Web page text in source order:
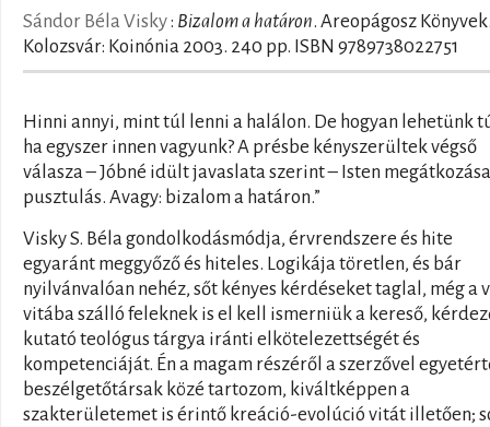
Sándor Béla Visky: Bizalom a határon. Areopágosz
Kolozsvár: Koinónia 2003. 240 pp. ISBN 9789738022751
Hinni annyi, mint túl lenni a halálon. De hogyan lehetünk
ha egyszer innen vagyunk? A présbe kényszerültek végső
válasza – Jóbné idült javaslata szerint – Isten
pusztulás. Avagy: bizalom a határon.”
Visky ​​S. Béla gondolkodásmódja, érvrendszere és hite
egyaránt meggyőző és hiteles. Logikája töretlen, és bár
nyilvánvalóan nehéz, sőt kényes kérdéseket taglal, még a
vitába szálló feleknek is el kell ismerniük a kereső,
kutató teológus tárgya iránti elkötelezettségét és
kompetenciáját. Én a magam részéről a szerzővel
beszélgetőtársak közé tartozom, kiváltképpen a
szakterületemet is érintő kreáció-evolúció vitát illetően;